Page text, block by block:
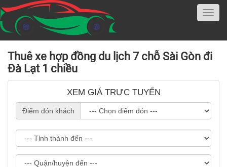
Thuê xe hợp đồng du lịch 7 chỗ Sài Gòn đi
Đà Lạt 1 chiều
XEM GIÁ TRỰC TUYẾN
Điểm đón khách